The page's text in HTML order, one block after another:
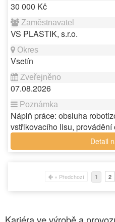
30 000 Kč
VS PLASTIK, s.r.o.
Vsetín
07.08.2026
Náplň práce: obsluha
vstřikovacího lisu,
Detail
« Předchozí 1 2